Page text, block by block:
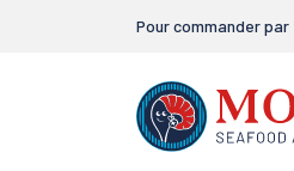
Pour commander